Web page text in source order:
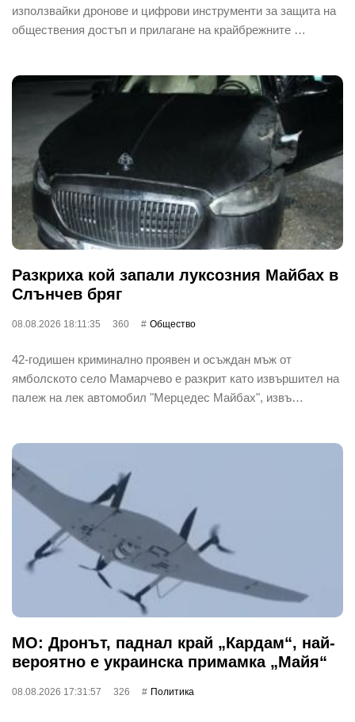
използвайки дронове и цифрови инструменти за защита на
обществения достъп и прилагане на крайбрежните …
Разкриха кой запали луксозния Майбах в
Слънчев бряг
08.08.2026 18:11:35 360 Общество
42-годишен криминално проявен и осъждан мъж от
ямболското село Мамарчево е разкрит като извършител на
палеж на лек автомобил "Мерцедес Майбах", извъ…
МО: Дронът, паднал край „Кардам“, най-
вероятно е украинска примамка „Майя“
08.08.2026 17:31:57 326 Политика